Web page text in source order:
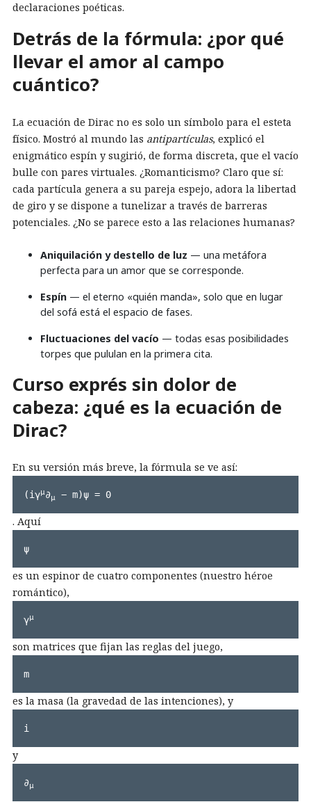
declaraciones poéticas.
Detrás de la fórmula: ¿por qué
llevar el amor al campo
cuántico?
La ecuación de Dirac no es solo un símbolo para el esteta
físico. Mostró al mundo las antipartículas, explicó el
enigmático espín y sugirió, de forma discreta, que el vacío
bulle con pares virtuales. ¿Romanticismo? Claro que sí:
cada partícula genera a su pareja espejo, adora la libertad
de giro y se dispone a tunelizar a través de barreras
potenciales. ¿No se parece esto a las relaciones humanas?
Aniquilación y destello de luz — una metáfora
perfecta para un amor que se corresponde.
Espín — el eterno «quién manda», solo que en lugar
del sofá está el espacio de fases.
Fluctuaciones del vacío — todas esas posibilidades
torpes que pululan en la primera cita.
Curso exprés sin dolor de
cabeza: ¿qué es la ecuación de
Dirac?
En su versión más breve, la fórmula se ve así:
(iγμ∂μ − m)ψ = 0
. Aquí
ψ
es un espinor de cuatro componentes (nuestro héroe
romántico),
γμ
son matrices que fijan las reglas del juego,
m
es la masa (la gravedad de las intenciones), y
i
y
∂μ